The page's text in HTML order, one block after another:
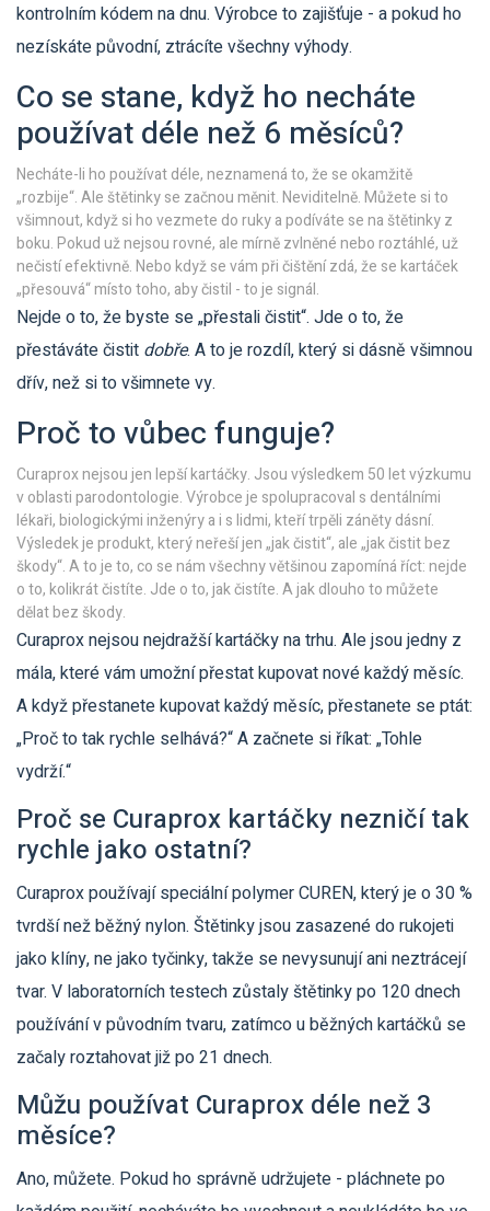
kontrolním kódem na dnu. Výrobce to zajišťuje - a pokud ho
nezískáte původní, ztrácíte všechny výhody.
Co se stane, když ho necháte
používat déle než 6 měsíců?
Necháte-li ho používat déle, neznamená to, že se okamžitě
„rozbije“. Ale štětinky se začnou měnit. Neviditelně. Můžete si to
všimnout, když si ho vezmete do ruky a podíváte se na štětinky z
boku. Pokud už nejsou rovné, ale mírně zvlněné nebo roztáhlé, už
nečistí efektivně. Nebo když se vám při čištění zdá, že se kartáček
„přesouvá“ místo toho, aby čistil - to je signál.
Nejde o to, že byste se „přestali čistit“. Jde o to, že
přestáváte čistit dobře. A to je rozdíl, který si dásně všimnou
dřív, než si to všimnete vy.
Proč to vůbec funguje?
Curaprox nejsou jen lepší kartáčky. Jsou výsledkem 50 let výzkumu
v oblasti parodontologie. Výrobce je spolupracoval s dentálními
lékaři, biologickými inženýry a i s lidmi, kteří trpěli záněty dásní.
Výsledek je produkt, který neřeší jen „jak čistit“, ale „jak čistit bez
škody“. A to je to, co se nám všechny většinou zapomíná říct: nejde
o to, kolikrát čistíte. Jde o to, jak čistíte. A jak dlouho to můžete
dělat bez škody.
Curaprox nejsou nejdražší kartáčky na trhu. Ale jsou jedny z
mála, které vám umožní přestat kupovat nové každý měsíc.
A když přestanete kupovat každý měsíc, přestanete se ptát:
„Proč to tak rychle selhává?“ A začnete si říkat: „Tohle
vydrží.“
Proč se Curaprox kartáčky nezničí tak
rychle jako ostatní?
Curaprox používají speciální polymer CUREN, který je o 30 %
tvrdší než běžný nylon. Štětinky jsou zasazené do rukojeti
jako klíny, ne jako tyčinky, takže se nevysunují ani neztrácejí
tvar. V laboratorních testech zůstaly štětinky po 120 dnech
používání v původním tvaru, zatímco u běžných kartáčků se
začaly roztahovat již po 21 dnech.
Můžu používat Curaprox déle než 3
měsíce?
Ano, můžete. Pokud ho správně udržujete - pláchnete po